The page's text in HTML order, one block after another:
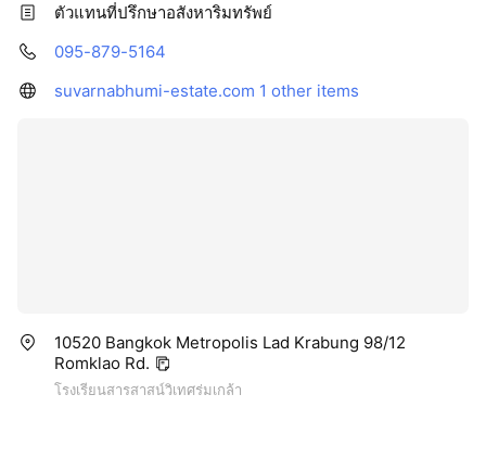
ตัวแทนที่ปรึกษาอสังหาริมทรัพย์
095-879-5164
suvarnabhumi-estate.com 1 other items
10520 Bangkok Metropolis Lad Krabung 98/12
Romklao Rd.
โรงเรียนสารสาสน์วิเทศร่มเกล้า